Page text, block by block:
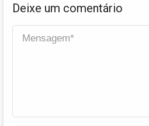
Deixe um comentário